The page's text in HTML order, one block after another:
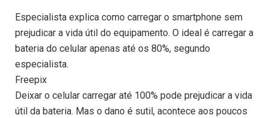
Especialista explica como carregar o smartphone sem
prejudicar a vida útil do equipamento. O ideal é carregar a
bateria do celular apenas até os 80%, segundo
especialista.
Freepix
Deixar o celular carregar até 100% pode prejudicar a vida
útil da bateria. Mas o dano é sutil, acontece aos poucos